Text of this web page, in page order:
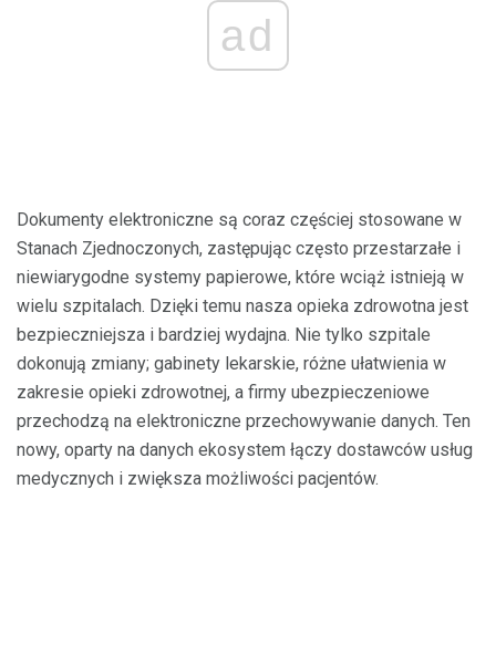
ad
Dokumenty elektroniczne są coraz częściej stosowane w
Stanach Zjednoczonych, zastępując często przestarzałe i
niewiarygodne systemy papierowe, które wciąż istnieją w
wielu szpitalach. Dzięki temu nasza opieka zdrowotna jest
bezpieczniejsza i bardziej wydajna. Nie tylko szpitale
dokonują zmiany; gabinety lekarskie, różne ułatwienia w
zakresie opieki zdrowotnej, a firmy ubezpieczeniowe
przechodzą na elektroniczne przechowywanie danych. Ten
nowy, oparty na danych ekosystem łączy dostawców usług
medycznych i zwiększa możliwości pacjentów.